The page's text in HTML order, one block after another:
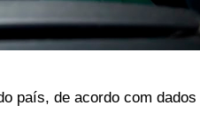
país, de acordo com